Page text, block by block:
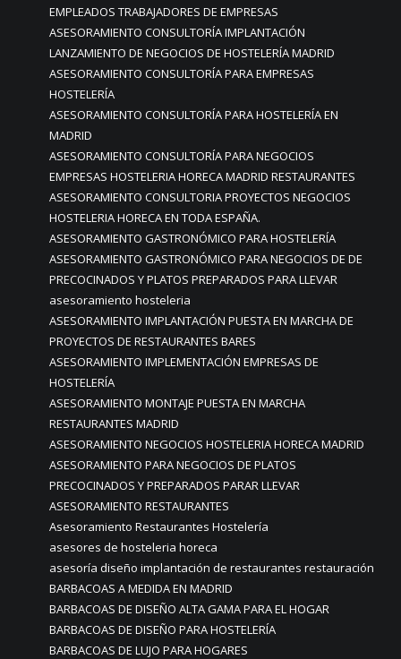
EMPLEADOS TRABAJADORES DE EMPRESAS
ASESORAMIENTO CONSULTORÍA IMPLANTACIÓN
LANZAMIENTO DE NEGOCIOS DE HOSTELERÍA MADRID
ASESORAMIENTO CONSULTORÍA PARA EMPRESAS
HOSTELERÍA
ASESORAMIENTO CONSULTORÍA PARA HOSTELERÍA EN
MADRID
ASESORAMIENTO CONSULTORÍA PARA NEGOCIOS
EMPRESAS HOSTELERIA HORECA MADRID RESTAURANTES
ASESORAMIENTO CONSULTORIA PROYECTOS NEGOCIOS
HOSTELERIA HORECA EN TODA ESPAÑA.
ASESORAMIENTO GASTRONÓMICO PARA HOSTELERÍA
ASESORAMIENTO GASTRONÓMICO PARA NEGOCIOS DE DE
PRECOCINADOS Y PLATOS PREPARADOS PARA LLEVAR
asesoramiento hosteleria
ASESORAMIENTO IMPLANTACIÓN PUESTA EN MARCHA DE
PROYECTOS DE RESTAURANTES BARES
ASESORAMIENTO IMPLEMENTACIÓN EMPRESAS DE
HOSTELERÍA
ASESORAMIENTO MONTAJE PUESTA EN MARCHA
RESTAURANTES MADRID
ASESORAMIENTO NEGOCIOS HOSTELERIA HORECA MADRID
ASESORAMIENTO PARA NEGOCIOS DE PLATOS
PRECOCINADOS Y PREPARADOS PARAR LLEVAR
ASESORAMIENTO RESTAURANTES
Asesoramiento Restaurantes Hostelería
asesores de hosteleria horeca
asesoría diseño implantación de restaurantes restauración
BARBACOAS A MEDIDA EN MADRID
BARBACOAS DE DISEÑO ALTA GAMA PARA EL HOGAR
BARBACOAS DE DISEÑO PARA HOSTELERÍA
BARBACOAS DE LUJO PARA HOGARES